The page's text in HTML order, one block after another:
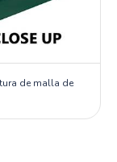
de malla de